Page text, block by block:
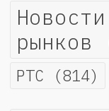
рынков
РТС (814)